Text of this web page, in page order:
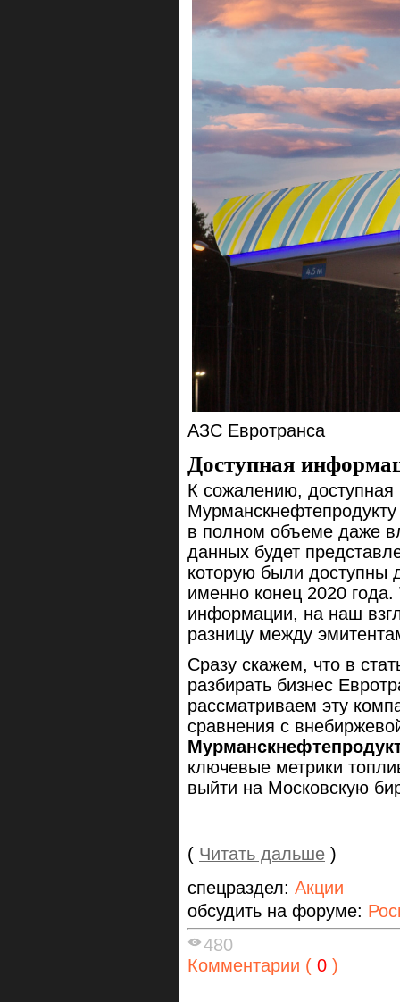
АЗС Евротранса
Доступная
К сожалению,
Мурманскнефтепродукту
в полном объеме даже
данных будет
которую были доступны
именно конец 2020
информации, на наш
разницу между
Сразу скажем, что в
разбирать бизнес
рассматриваем эту
сравнения с
ключевые метрики
выйти на Московскую
( Читать дальше )
спецраздел: Акции
обсудить на форуме:
480
Комментарии ( 0 )